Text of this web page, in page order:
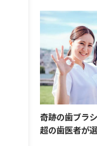
奇跡の歯ブラ
超の歯医者が